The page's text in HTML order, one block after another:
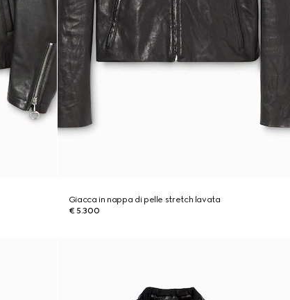
Giacca in nappa di pelle stretch lavata
€ 5.300